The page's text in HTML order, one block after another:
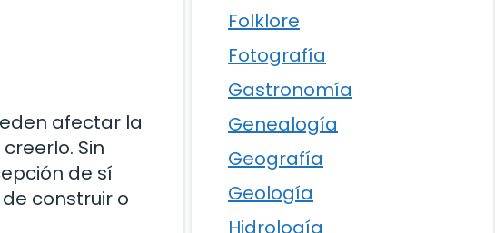
afectar la
Sin
de sí
construir o
Folklore
Fotografía
Gastronomía
Genealogía
Geografía
Geología
Hidrología